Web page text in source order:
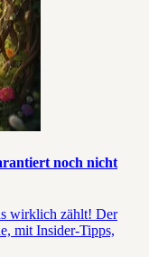
noch nicht
wirklich zählt! Der
mit Insider-Tipps,